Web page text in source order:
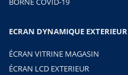
ECRAN DYNAMIQUE EXTERIEUR
ÉCRAN VITRINE MAGASIN
ÉCRAN LCD EXTERIEUR